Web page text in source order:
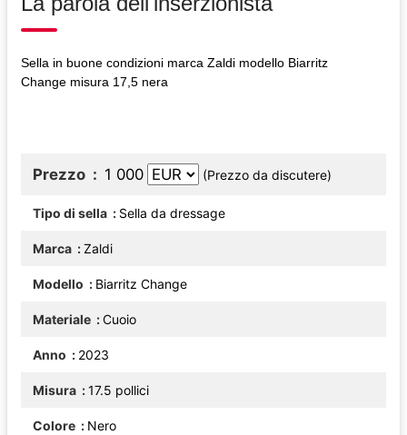
Sella in buone condizioni marca Zaldi modello Biarritz
Change misura 17,5 nera
Prezzo 1 000 (Prezzo da discutere)
Tipo di sella Sella da dressage
Marca Zaldi
Modello Biarritz Change
Materiale Cuoio
Anno 2023
Misura 17.5 pollici
Colore Nero